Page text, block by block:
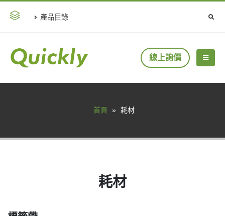
產品目錄
線上詢價
首頁 » 耗材
耗材